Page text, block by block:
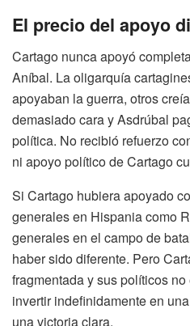
El precio del apoyo
Cartago nunca apoyó
Aníbal. La oligarquía
apoyaban la guerra, otros
demasiado cara y Asdrúbal
política. No recibió refuerzo
ni apoyo político de Cartago
Si Cartago hubiera apoyado
generales en Hispania como
generales en el campo de
haber sido diferente. Pero
fragmentada y sus políticos
invertir indefinidamente en
una victoria clara.